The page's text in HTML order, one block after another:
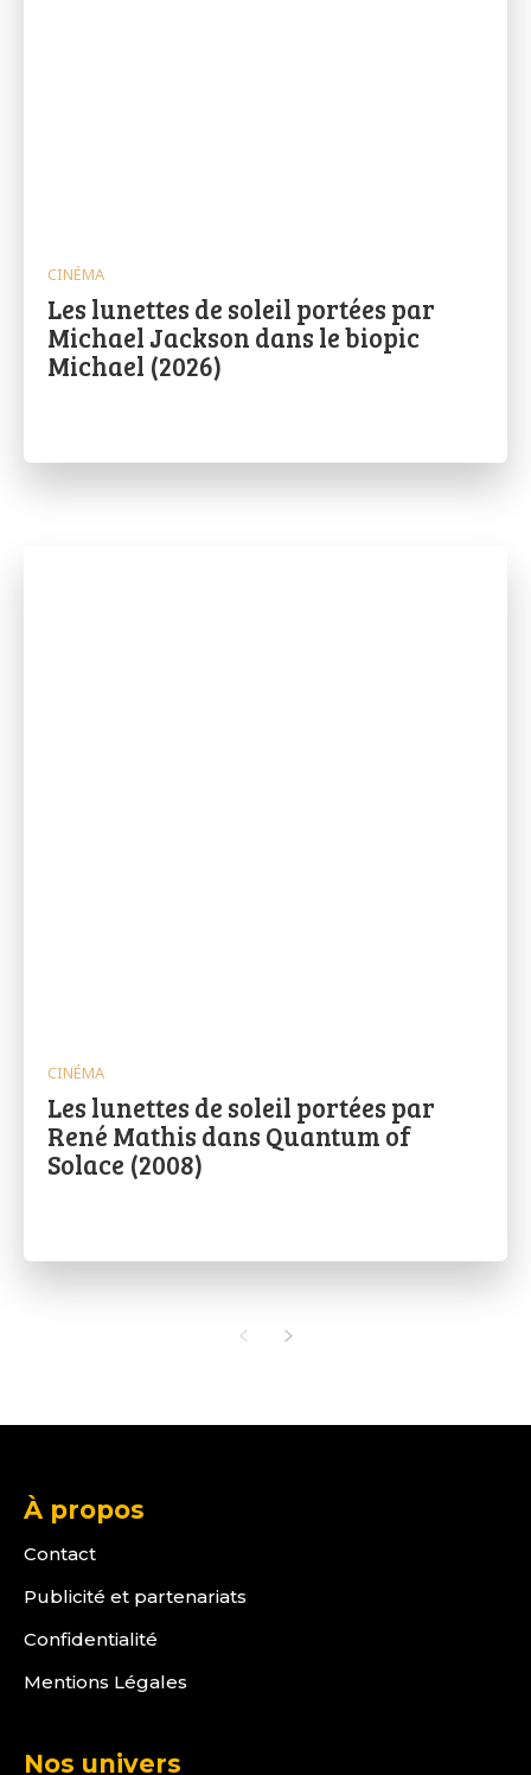
CINÉMA
Les lunettes de soleil portées par
Michael Jackson dans le biopic
Michael (2026)
CINÉMA
Les lunettes de soleil portées par
René Mathis dans Quantum of
Solace (2008)
À propos
Contact
Publicité et partenariats
Confidentialité
Mentions Légales
Nos univers